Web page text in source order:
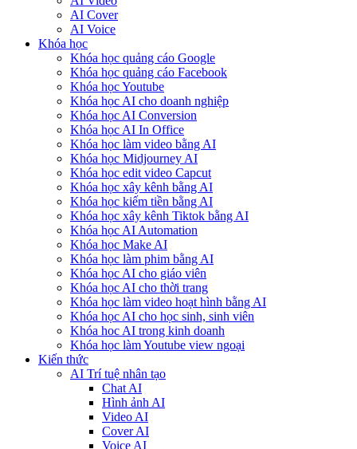
AI Cover
AI Voice
Khóa học
Khóa học quảng cáo Google
Khóa học quảng cáo Facebook
Khóa học Youtube
Khóa học AI cho doanh nghiệp
Khóa học AI Conversion
Khóa học AI In Office
Khóa học làm video bằng AI
Khóa học Midjourney AI
Khóa học edit video Capcut
Khóa học xây kênh bằng AI
Khóa học kiếm tiền bằng AI
Khóa học xây kênh Tiktok bằng AI
Khóa học AI Automation
Khóa học Make AI
Khóa học làm phim bằng AI
Khóa học AI cho giáo viên
Khóa học AI cho thời trang
Khóa học làm video hoạt hình bằng AI
Khóa học AI cho học sinh, sinh viên
Khóa hoc AI trong kinh doanh
Khóa học làm Youtube view ngoại
Kiến thức
AI Trí tuệ nhân tạo
Chat AI
Hình ảnh AI
Video AI
Cover AI
Voice AI